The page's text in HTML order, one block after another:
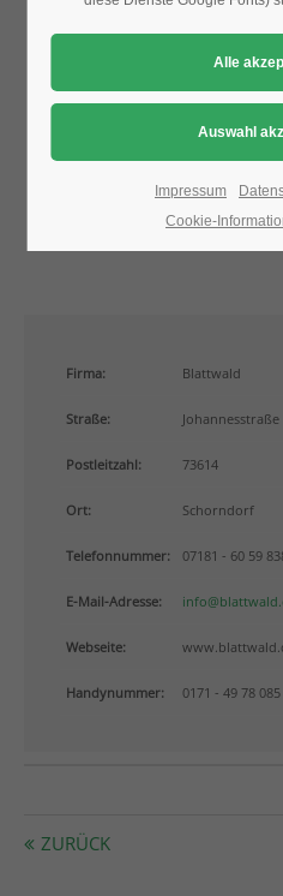
We offer support for our customers
Mon - Fri 8:00am - 5:00pm(GMT
Get in touch
376-293 City Road, Suite 600
San Francisco, CA 94102
info@yourdomain.com
About us
Lorem ipsum dolor sit amet,
elit.
Aenean commodo ligula
parturient montes, nascetur
Firma: Blattwald
Straße: Johannesstraße
Postleitzahl: 73614
Ort: Schorndorf
Telefonnummer: 07181 - 60 59
E-Mail-Adresse:
Webseite:
Handynummer: 0171 - 49 78 085
ZURÜCK
Impressum
Cookie-